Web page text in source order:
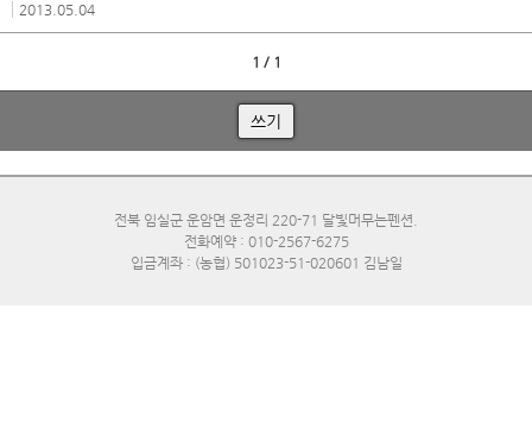
2013.05.04
1 / 1
쓰기
전북 임실군 운암면 운정리 220-71 달빛머무는펜션.
전화예약 : 010-2567-6275
입금계좌 : (농협) 501023-51-020601 김남일